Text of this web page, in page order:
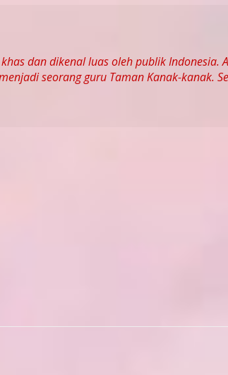
dan dikenal luas oleh publik Indonesia.
seorang guru Taman Kanak-kanak.